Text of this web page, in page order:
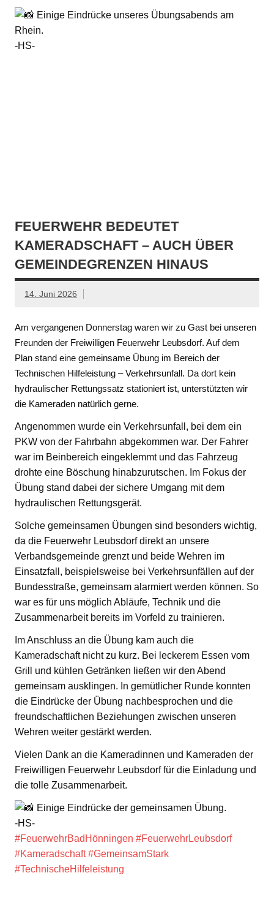
Einige Eindrücke unseres Übungsabends am
Rhein.
-HS-
FEUERWEHR BEDEUTET
KAMERADSCHAFT – AUCH ÜBER
GEMEINDEGRENZEN HINAUS
14. Juni 2026
Am vergangenen Donnerstag waren wir zu Gast bei unseren
Freunden der Freiwilligen Feuerwehr Leubsdorf. Auf dem
Plan stand eine gemeinsame Übung im Bereich der
Technischen Hilfeleistung – Verkehrsunfall. Da dort kein
hydraulischer Rettungssatz stationiert ist, unterstützten wir
die Kameraden natürlich gerne.
Angenommen wurde ein Verkehrsunfall, bei dem ein
PKW von der Fahrbahn abgekommen war. Der Fahrer
war im Beinbereich eingeklemmt und das Fahrzeug
drohte eine Böschung hinabzurutschen. Im Fokus der
Übung stand dabei der sichere Umgang mit dem
hydraulischen Rettungsgerät.
Solche gemeinsamen Übungen sind besonders wichtig,
da die Feuerwehr Leubsdorf direkt an unsere
Verbandsgemeinde grenzt und beide Wehren im
Einsatzfall, beispielsweise bei Verkehrsunfällen auf der
Bundesstraße, gemeinsam alarmiert werden können. So
war es für uns möglich Abläufe, Technik und die
Zusammenarbeit bereits im Vorfeld zu trainieren.
Im Anschluss an die Übung kam auch die
Kameradschaft nicht zu kurz. Bei leckerem Essen vom
Grill und kühlen Getränken ließen wir den Abend
gemeinsam ausklingen. In gemütlicher Runde konnten
die Eindrücke der Übung nachbesprochen und die
freundschaftlichen Beziehungen zwischen unseren
Wehren weiter gestärkt werden.
Vielen Dank an die Kameradinnen und Kameraden der
Freiwilligen Feuerwehr Leubsdorf für die Einladung und
die tolle Zusammenarbeit.
Einige Eindrücke der gemeinsamen Übung.
-HS-
#FeuerwehrBadHönningen #FeuerwehrLeubsdorf
#Kameradschaft #GemeinsamStark
#TechnischeHilfeleistung